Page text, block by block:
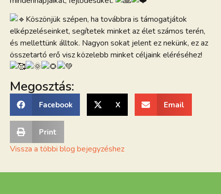
Köszönjük szépen, ha továbbra is támogatjátok
elképzeléseinket, segítetek minket az élet számos terén,
és mellettünk álltok. Nagyon sokat jelent ez nekünk, ez az
összetartó erő visz közelebb minket céljaink eléréséhez!
Megosztás:
Facebook X Email
Print
Vissza a többi blog bejegyzéshez